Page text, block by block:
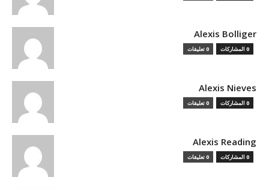
Alexis Bolliger
0 المشاركات 0 تعليقات
Alexis Nieves
0 المشاركات 0 تعليقات
Alexis Reading
0 المشاركات 0 تعليقات